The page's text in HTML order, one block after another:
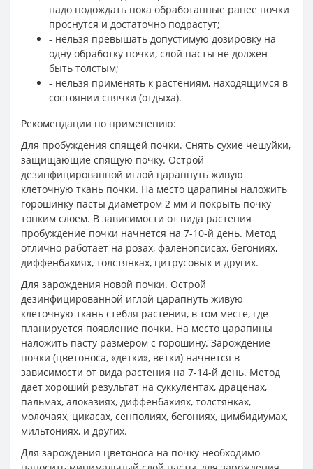
надо подождать пока обработанные ранее почки
проснутся и достаточно подрастут;
- нельзя превышать допустимую дозировку на
одну обработку почки, слой пасты не должен
быть толстым;
- нельзя применять к растениям, находящимся в
состоянии спячки (отдыха).
Рекомендации по применению:
Для пробуждения спящей почки. Снять сухие чешуйки,
защищающие спящую почку. Острой
дезинфицированной иглой царапнуть живую
клеточную ткань почки. На место царапины наложить
горошинку пасты диаметром 2 мм и покрыть почку
тонким слоем. В зависимости от вида растения
пробуждение почки начнется на 7-10-й день. Метод
отлично работает на розах, фаленопсисах, бегониях,
диффенбахиях, толстянках, цитрусовых и других.
Для зарождения новой почки. Острой
дезинфицированной иглой царапнуть живую
клеточную ткань стебля растения, в том месте, где
планируется появление почки. На место царапины
наложить пасту размером с горошину. Зарождение
почки (цветоноса, «детки», ветки) начнется в
зависимости от вида растения на 7-14-й день. Метод
дает хороший результат на суккулентах, драценах,
пальмах, алоказиях, диффенбахиях, толстянках,
молочаях, цикасах, сенполиях, бегониях, цимбидиумах,
мильтониях, и других.
Для зарождения цветоноса на почку необходимо